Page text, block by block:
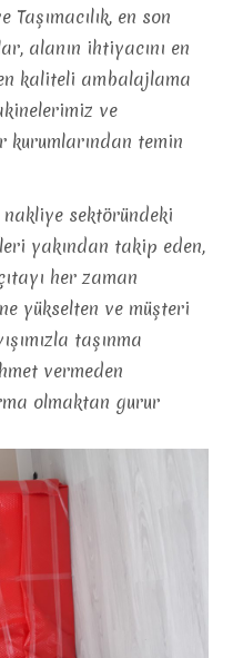
Taşımacılık, en son
alanın ihtiyacını en
kaliteli ambalajlama
ve
kurumlarından temin
sektöründeki
yakından takip eden,
her zaman
yükselten ve müşteri
taşınma
vermeden
olmaktan gurur